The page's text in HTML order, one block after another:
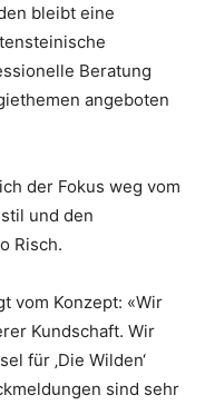
bleibt eine
Beratung
angeboten
der Fokus weg vom
und den
Risch.
vom Konzept: «Wir
Kundschaft. Wir
für ‚Die Wilden‘
sind sehr